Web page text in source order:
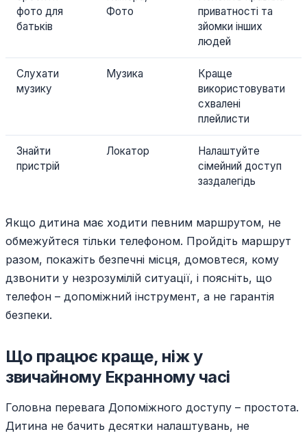
фото для
батьків
Фото
приватності та
зйомки інших
людей
Слухати
музику
Музика
Краще
використовувати
схвалені
плейлисти
Знайти
пристрій
Локатор
Налаштуйте
сімейний доступ
заздалегідь
Якщо дитина має ходити певним маршрутом, не
обмежуйтеся тільки телефоном. Пройдіть маршрут
разом, покажіть безпечні місця, домовтеся, кому
дзвонити у незрозумілій ситуації, і поясніть, що
телефон – допоміжний інструмент, а не гарантія
безпеки.
Що працює краще, ніж у
звичайному Екранному часі
Головна перевага Допоміжного доступу – простота.
Дитина не бачить десятки налаштувань, не